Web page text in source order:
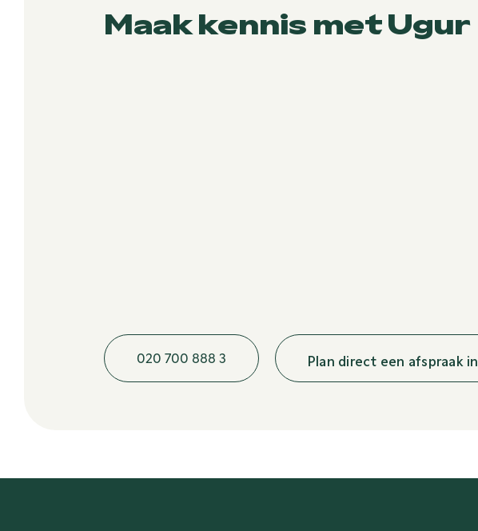
Maak kennis met Ugur
020 700 888 3 Plan direct een afspraak in